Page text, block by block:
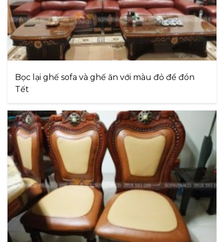
Bọc lại ghế sofa và ghế ăn với màu đỏ để đón
Tết